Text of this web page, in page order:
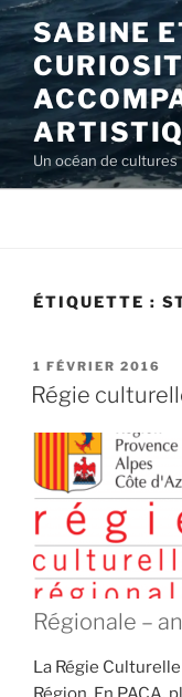
Aller
au
contenu
principal
SABINE
Un océan de cultures
ÉTIQUETTE :
PUBLIÉ
LE
1 FÉVRIER 2016
Régie
Régionale –
La Régie